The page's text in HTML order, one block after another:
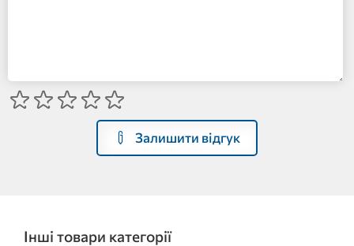
Залишити відгук
Інші товари категорії